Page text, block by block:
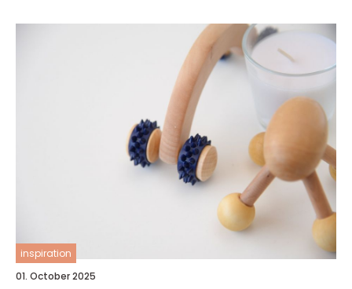
inspiration
01. October 2025